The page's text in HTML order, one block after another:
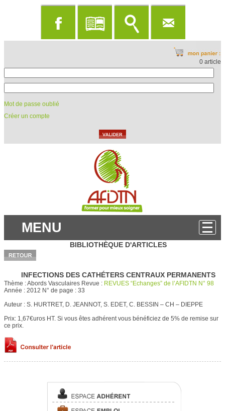
0 article
Mot de passe oublié
Créer un compte
MENU
BIBLIOTHÈQUE D'ARTICLES
INFECTIONS DES CATHÉTERS CENTRAUX PERMANENTS
Thème :Abords Vasculaires Revue : REVUES “Echanges” de l’AFIDTN N° 98
Année : 2012 N° de page : 33
Auteur : S. HURTRET, D. JEANNOT, S. EDET, C. BESSIN – CH – DIEPPE
Prix: 1,67€uros HT. Si vous êtes adhérent vous bénéficiez de 5% de remise sur
ce prix.